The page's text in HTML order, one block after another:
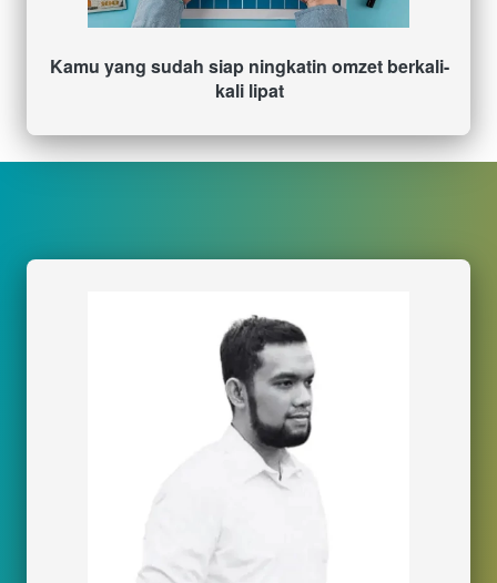
Kamu yang sudah siap ningkatin omzet berkali-
kali lipat